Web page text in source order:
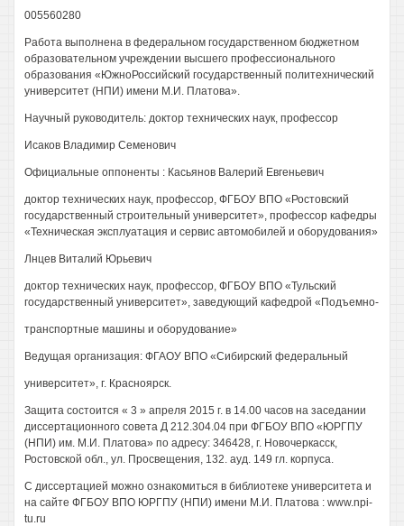
005560280
Работа выполнена в федеральном государственном бюджетном
образовательном учреждении высшего профессионального
образования «ЮжноРоссийский государственный политехнический
университет (НПИ) имени М.И. Платова».
Научный руководитель: доктор технических наук, профессор
Исаков Владимир Семенович
Официальные оппоненты : Касьянов Валерий Евгеньевич
доктор технических наук, профессор, ФГБОУ ВПО «Ростовский
государственный строительный университет», профессор кафедры
«Техническая эксплуатация и сервис автомобилей и оборудования»
Лнцев Виталий Юрьевич
доктор технических наук, профессор, ФГБОУ ВПО «Тульский
государственный университет», заведующий кафедрой «Подъемно-
транспортные машины и оборудование»
Ведущая организация: ФГАОУ ВПО «Сибирский федеральный
университет», г. Красноярск.
Защита состоится « 3 » апреля 2015 г. в 14.00 часов на заседании
диссертационного совета Д 212.304.04 при ФГБОУ ВПО «ЮРГПУ
(НПИ) им. М.И. Платова» по адресу: 346428, г. Новочеркасск,
Ростовской обл., ул. Просвещения, 132. ауд. 149 гл. корпуса.
С диссертацией можно ознакомиться в библиотеке университета и
на сайте ФГБОУ ВПО ЮРГПУ (НПИ) имени М.И. Платова : www.npi-
tu.ru